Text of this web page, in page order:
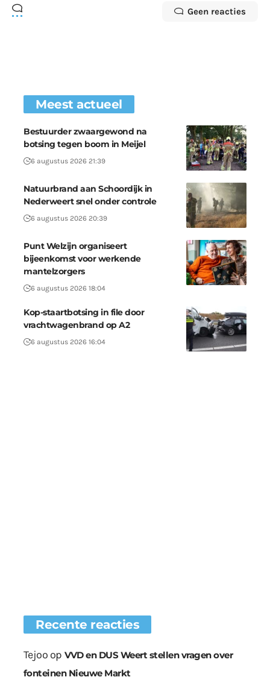
Geen reacties
Meest actueel
Bestuurder zwaargewond na
botsing tegen boom in Meijel
6 augustus 2026 21:39
Natuurbrand aan Schoordijk in
Nederweert snel onder controle
6 augustus 2026 20:39
Punt Welzijn organiseert
bijeenkomst voor werkende
mantelzorgers
6 augustus 2026 18:04
Kop-staartbotsing in file door
vrachtwagenbrand op A2
6 augustus 2026 16:04
Recente reacties
Tejoo op VVD en DUS Weert stellen vragen over
fonteinen Nieuwe Markt